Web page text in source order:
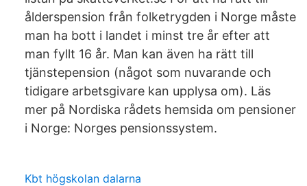
ålderspension från folketrygden i Norge måste
man ha bott i landet i minst tre år efter att
man fyllt 16 år. Man kan även ha rätt till
tjänstepension (något som nuvarande och
tidigare arbetsgivare kan upplysa om). Läs
mer på Nordiska rådets hemsida om pensioner
i Norge: Norges pensionssystem.
Kbt högskolan dalarna